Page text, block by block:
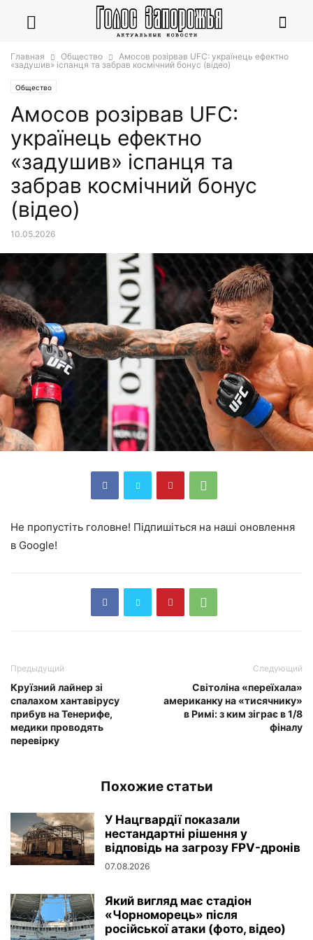
Главная Общество
Амосов розірвав UFC: українець ефектно
«задушив» іспанця та забрав космічний бонус (відео)
Общество
Амосов розірвав UFC:
українець ефектно
«задушив» іспанця та
забрав космічний бонус
(відео)
10.05.2026
Не пропустіть головне! Підпишіться на наші оновлення
в Google!
Предыдущий
Круїзний лайнер зі
спалахом хантавірусу
прибув на Тенерифе,
медики проводять
перевірку
Следующий
Світоліна «переїхала»
американку на «тисячнику»
в Римі: з ким зіграє в 1/8
фіналу
Похожие статьи
У Нацгвардії показали
нестандартні рішення у
відповідь на загрозу FPV-дронів
07.08.2026
Який вигляд має стадіон
«Чорноморець» після
російської атаки (фото, відео)